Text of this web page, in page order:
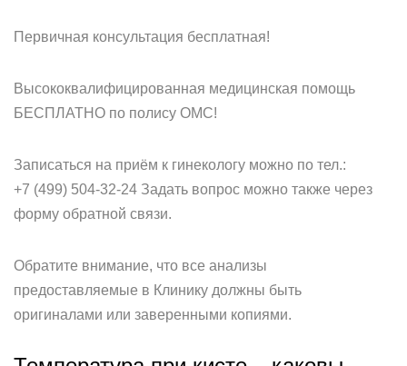
Первичная консультация бесплатная!
Высококвалифицированная медицинская помощь
БЕСПЛАТНО по полису ОМС!
Записаться на приём к гинекологу можно по тел.:
+7 (499) 504-32-24 Задать вопрос можно также через
форму обратной связи.
Обратите внимание, что все анализы
предоставляемые в Клинику должны быть
оригиналами или заверенными копиями.